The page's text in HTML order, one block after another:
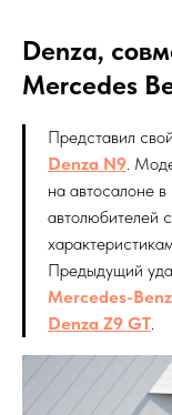
Denza,
Mercedes
Представил
Denza N9.
на автосалоне в
автолюбителей
Предыдущий
Mercedes-Benz
Denza Z9 GT.